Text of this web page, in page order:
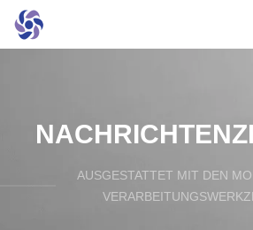
AUSGESTATTET MIT DEN